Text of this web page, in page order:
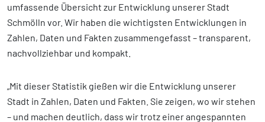
umfassende Übersicht zur Entwicklung unserer Stadt
Schmölln vor. Wir haben die wichtigsten Entwicklungen in
Zahlen, Daten und Fakten zusammengefasst – transparent,
nachvollziehbar und kompakt.
„Mit dieser Statistik gießen wir die Entwicklung unserer
Stadt in Zahlen, Daten und Fakten. Sie zeigen, wo wir stehen
– und machen deutlich, dass wir trotz einer angespannten